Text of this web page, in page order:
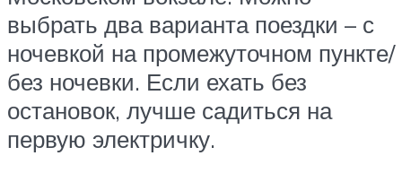
выбрать два варианта поездки – с
ночевкой на промежуточном пункте/
без ночевки. Если ехать без
остановок, лучше садиться на
первую электричку.